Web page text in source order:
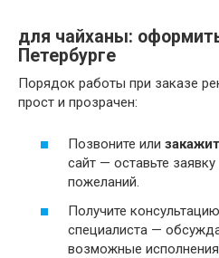
для чайханы:
Петербурге
Порядок работы при заказе
прост и прозрачен:
Позвоните или
сайт — оставьте
пожеланий.
Получите
специалиста —
возможные